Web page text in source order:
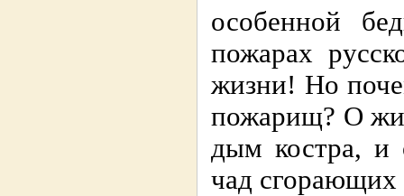
особенной
пожарах
жизни! Но
пожарищ? О
дым костра, и
чад сгорающих